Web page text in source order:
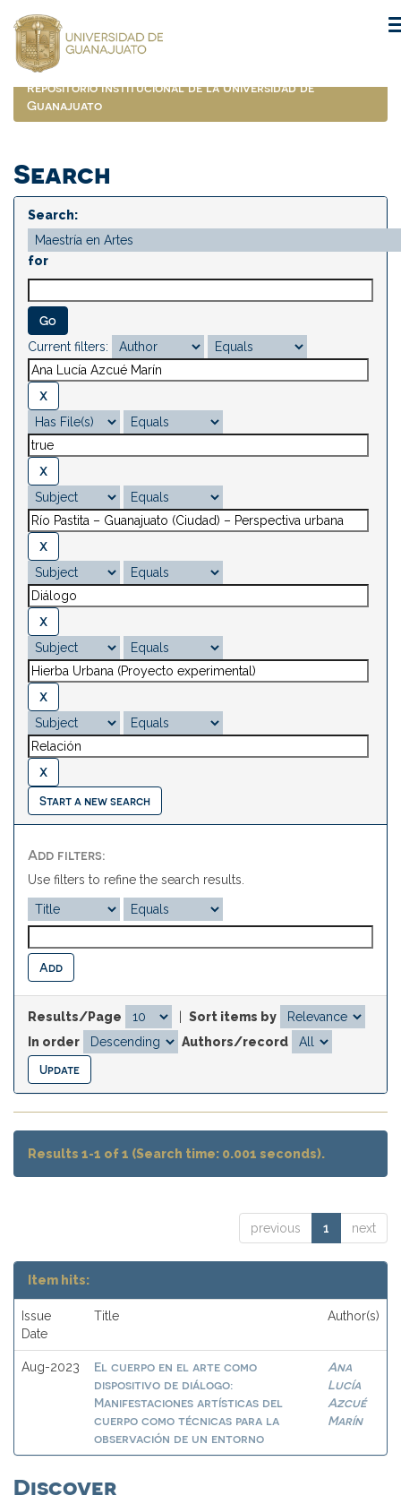
navigation
Repositorio Institucional de la Universidad de
Guanajuato
Search
Search:
for
Current filters:
Start a new search
Add filters:
Use filters to refine the search results.
Results/Page
Sort items by
In order
Authors/record
Results 1-1 of 1 (Search time: 0.001 seconds).
previous 1 next
Item hits:
Issue
Date
Title Author(s)
Aug-2023
El cuerpo en el arte como
dispositivo de diálogo:
Manifestaciones artísticas del
cuerpo como técnicas para la
observación de un entorno
Ana
Lucía
Azcué
Marín
Discover